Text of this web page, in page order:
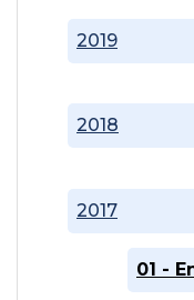
2017
01 -
2018
2019